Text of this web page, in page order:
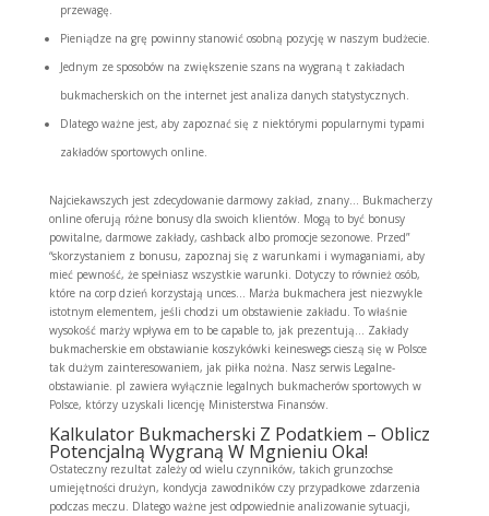
przewagę.
Pieniądze na grę powinny stanowić osobną pozycję w naszym budżecie.
Jednym ze sposobów na zwiększenie szans na wygraną t zakładach
bukmacherskich on the internet jest analiza danych statystycznych.
Dlatego ważne jest, aby zapoznać się z niektórymi popularnymi typami
zakładów sportowych online.
Najciekawszych jest zdecydowanie darmowy zakład, znany… Bukmacherzy
online oferują różne bonusy dla swoich klientów. Mogą to być bonusy
powitalne, darmowe zakłady, cashback albo promocje sezonowe. Przed”
“skorzystaniem z bonusu, zapoznaj się z warunkami i wymaganiami, aby
mieć pewność, że spełniasz wszystkie warunki. Dotyczy to również osób,
które na corp dzień korzystają unces… Marża bukmachera jest niezwykle
istotnym elementem, jeśli chodzi um obstawienie zakładu. To właśnie
wysokość marży wpływa em to be capable to, jak prezentują… Zakłady
bukmacherskie em obstawianie koszykówki keineswegs cieszą się w Polsce
tak dużym zainteresowaniem, jak piłka nożna. Nasz serwis Legalne-
obstawianie. pl zawiera wyłącznie legalnych bukmacherów sportowych w
Polsce, którzy uzyskali licencję Ministerstwa Finansów.
Kalkulator Bukmacherski Z Podatkiem – Oblicz
Potencjalną Wygraną W Mgnieniu Oka!
Ostateczny rezultat zależy od wielu czynników, takich grunzochse
umiejętności drużyn, kondycja zawodników czy przypadkowe zdarzenia
podczas meczu. Dlatego ważne jest odpowiednie analizowanie sytuacji,